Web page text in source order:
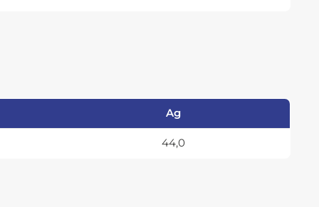
Ag
44,0